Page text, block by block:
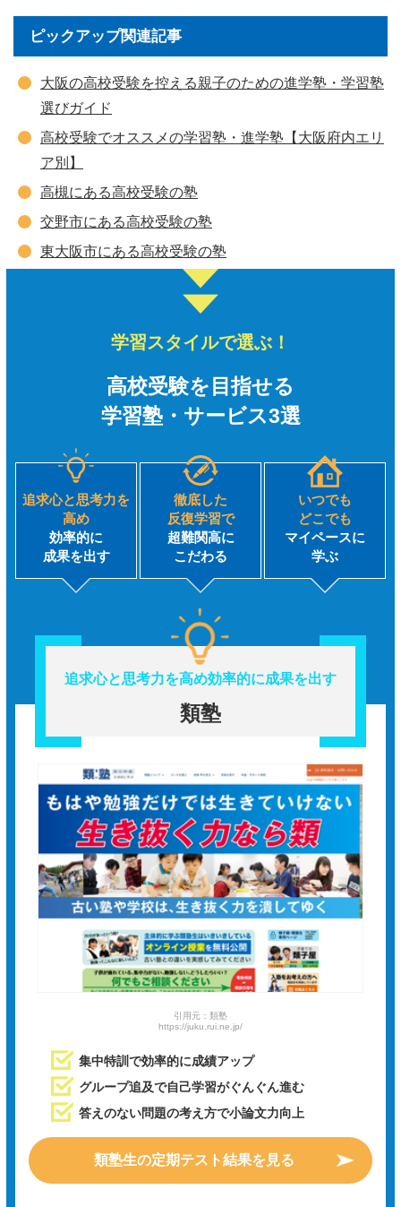
ピックアップ関連記事
大阪の高校受験を控える親子のための進学塾・学習塾
選びガイド
高校受験でオススメの学習塾・進学塾【大阪府内エリ
ア別】
高槻にある高校受験の塾
交野市にある高校受験の塾
東大阪市にある高校受験の塾
学習スタイルで選ぶ！
高校受験を目指せる
学習塾・サービス3選
追求心と思考力を
高め
効率的に
成果を出す
徹底した
反復学習で
超難関高に
こだわる
いつでも
どこでも
マイペースに
学ぶ
追求心と思考力を高め効率的に成果を出す
類塾
引用元：類塾
https://juku.rui.ne.jp/
集中特訓で効率的に成績アップ
グループ追及で自己学習がぐんぐん進む
答えのない問題の考え方で小論文力向上
類塾生の定期テスト結果を見る